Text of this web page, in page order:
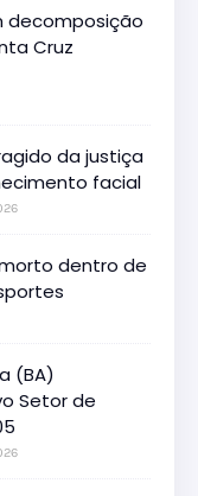
decomposição
Cruz
da justiça
facial
dentro de
(BA)
Setor de